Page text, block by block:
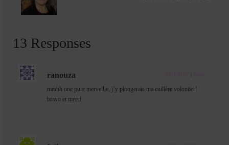
13 Responses
ranouza
mmhh une pure merveille, j’y plongerais ma cuillère volontier!
bravo et merci